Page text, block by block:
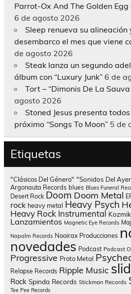
Parrot-Ox And The Golden
6 de agosto 2026
Sleep renueva su
desembarco el mes que viene
de agosto 2026
Steak lanza un segundo
álbum con “Luxury Junk” 6 de
Tort – “Dimonis De La
agosto 2026
Stoned Jesus presenta
próximo “Songs To Moon” 5 de
Etiquetas
"Clásicos Del Género" "Sonidos Del
Argonauta Records blues Blues Funeral
Desert Rock Doom Doom Metal
rock heavy metal Heavy Psych
Heavy Rock Instrumental
Lanzamientos Magnetic Eye Records
Napalm Records Nooirax Producciones
novedades Podcast Podcast
Progressive Proto Metal
Relapse Records Ripple Music
Rock Spinda Records Stickman Records
Tee Pee Records